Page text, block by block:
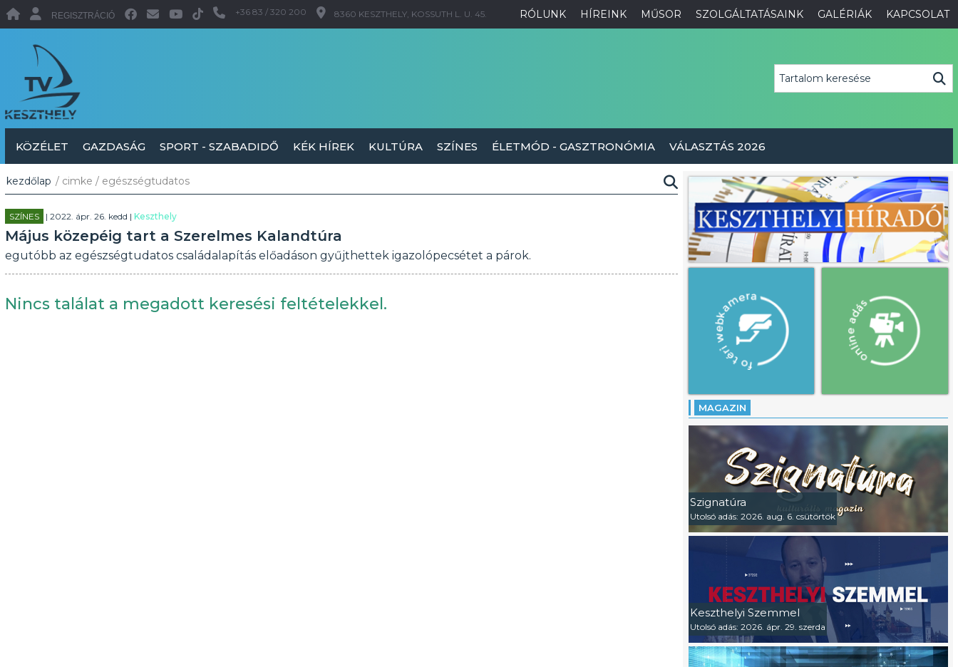
RÓLUNK HÍREINK MŰSOR SZOLGÁLTATÁSAINK GALÉRIÁK KAPCSOLAT
REGISZTRÁCIÓ +36 83 / 320 200 8360 KESZTHELY, KOSSUTH L. U. 45.
KÖZÉLET GAZDASÁG SPORT - SZABADIDŐ KÉK HÍREK KULTÚRA SZÍNES ÉLETMÓD - GASZTRONÓMIA VÁLASZTÁS 2026
kezdőlap / cimke / egészségtudatos
SZÍNES | 2022. ápr. 26. kedd | Keszthely
Május közepéig tart a Szerelmes Kalandtúra
egutóbb az egészségtudatos családalapítás előadáson gyűjthettek igazolópecsétet a párok.
Nincs találat a megadott keresési feltételekkel.
MAGAZIN
Szignatúra
Utolsó adás: 2026. aug. 6. csütörtök
Keszthelyi Szemmel
Utolsó adás: 2026. ápr. 29. szerda